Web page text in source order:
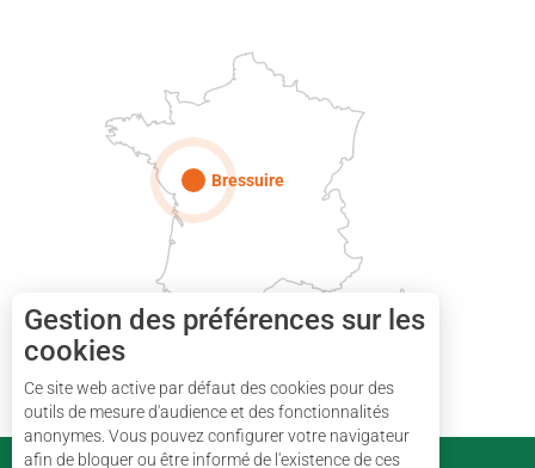
Bressuire
Gestion des préférences sur les
cookies
Ce site web active par défaut des cookies pour des
outils de mesure d'audience et des fonctionnalités
anonymes. Vous pouvez configurer votre navigateur
afin de bloquer ou être informé de l'existence de ces